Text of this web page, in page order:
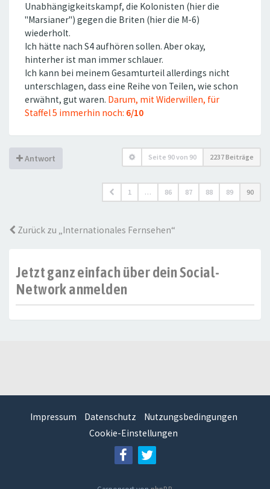
Unabhängigkeitskampf, die Kolonisten (hier die
''Marsianer'') gegen die Briten (hier die M-6)
wiederholt.
Ich hätte nach S4 aufhören sollen. Aber okay,
hinterher ist man immer schlauer.
Ich kann bei meinem Gesamturteil allerdings nicht
unterschlagen, dass eine Reihe von Teilen, wie schon
erwähnt, gut waren. Darum, mit Widerwillen, für
Staffel 5 immerhin noch: 6/10
Antwort Seite 90von 90 2237 Beiträge
1 … 86 87 88 89 90
Zurück zu „Internationales Fernsehen“
Jetzt ganz einfach über dein Social-
Network anmelden
Impressum Datenschutz
Nutzungsbedingungen
Cookie-Einstellungen